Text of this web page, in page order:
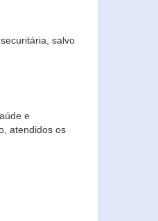
salvo
e
atendidos os